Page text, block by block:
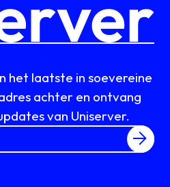
het laatste in soevereine
achter en ontvang
van Uniserver.